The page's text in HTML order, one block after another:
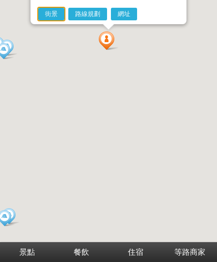
景點 餐飲 住宿 等路商家
街景 路線規劃 網址